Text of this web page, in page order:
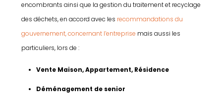
encombrants ainsi que la gestion du traitement et recyclage
des déchets, en accord avec les recommandations du
gouvernement, concernant l’entreprise mais aussi les
particuliers, lors de :
Vente Maison, Appartement, Résidence
Déménagement de senior